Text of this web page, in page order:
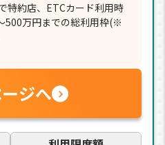
特約店、ETCカード利用時
500万円までの総利用枠(※
ジへ